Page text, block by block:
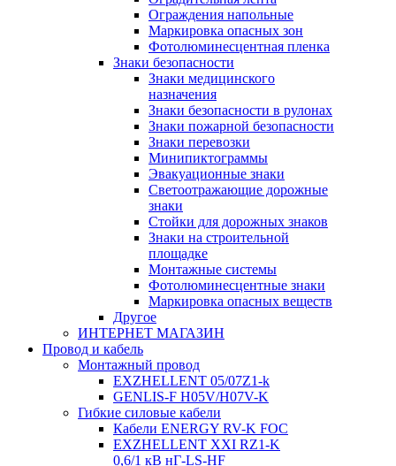
Ограждения напольные
Маркировка опасных зон
Фотолюминесцентная пленка
Знаки безопасности
Знаки медицинского
назначения
Знаки безопасности в рулонах
Знаки пожарной безопасности
Знаки перевозки
Минипиктограммы
Эвакуационные знаки
Светоотражающие дорожные
знаки
Стойки для дорожных знаков
Знаки на строительной
площадке
Монтажные системы
Фотолюминесцентные знаки
Маркировка опасных веществ
Другое
ИНТЕРНЕТ МАГАЗИН
Провод и кабель
Монтажный провод
EXZHELLENT 05/07Z1-k
GENLIS-F Н05V/H07V-K
Гибкие силовые кабели
Кабели ENERGY RV-K FOC
EXZHELLENT XXI RZ1-K
0,6/1 кВ нГ-LS-HF